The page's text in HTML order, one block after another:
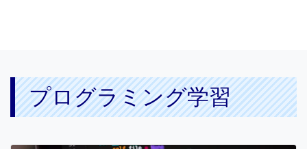
プログラミング学習